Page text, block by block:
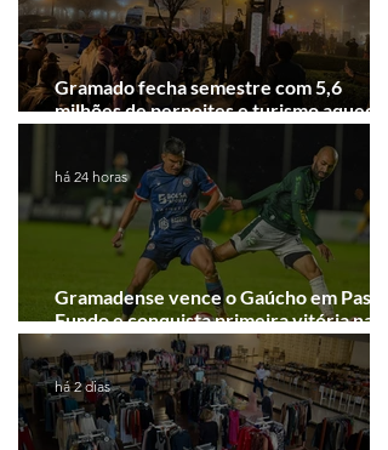
Gramado fecha semestre com 5,6
milhões de pernoites e turismo
Junho desponta!
Gramadense vence o Gaúcho em Passo
Fundo e conquista primeira vitória na
Série A2
há 24 horas
há 2 dias